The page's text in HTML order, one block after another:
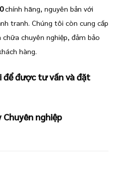
chính hãng, nguyên bản với
tranh. Chúng tôi còn cung cấp
chuyên nghiệp, đảm bảo
hàng.
để được tư vấn và đặt
Chuyên nghiệp